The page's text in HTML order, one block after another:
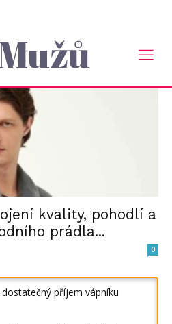
kvality, pohodlí a
prádla...
0
příjem vápníku